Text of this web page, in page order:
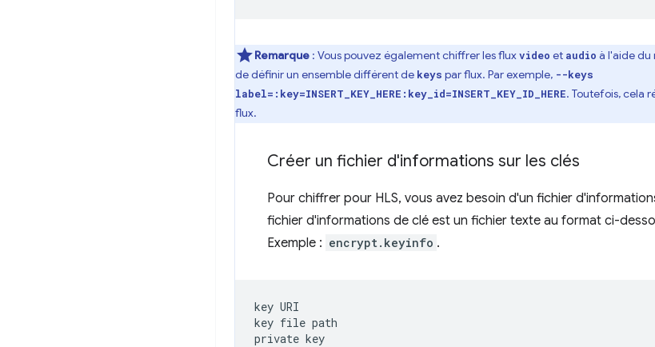
Remarque : Vous pouvez également chiffrer les fluxvideo et audio à l'aide du
de définir un ensemble différent de keys par flux. Par exemple, --keys
label=:key=INSERT_KEY_HERE:key_id=INSERT_KEY_ID_HERE. Toutefois, cela
flux.
Créer un fichier d'informations sur les clés
Pour chiffrer pour HLS, vous avez besoin d'un fichier
fichier d'informations de clé est un fichier texte au format ci-
Exemple : encrypt.keyinfo .
key URI
key file path
private